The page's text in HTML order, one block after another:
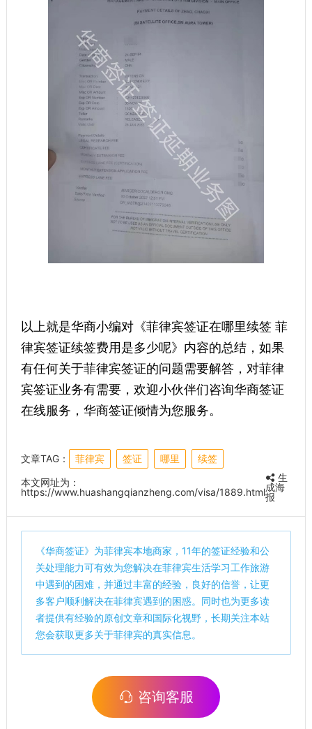
以上就是华商小编对《菲律宾签证在哪里续签 菲
律宾签证续签费用是多少呢》内容的总结， 如果
有任何关于菲律宾签证的问题需要解答，对菲律
宾签证业务有需要，欢迎小伙伴们咨询华商签证
在线服务，华商签证倾情为您服务。
文章TAG： 菲律宾 签证 哪里
续签
本文网址为：
https://www.huashangqianzheng.com/visa/1889.html
生
成海
报
《华商签证》为菲律宾本地商家，11年的签证经验和公
关处理能力可有效为您解决在菲律宾生活学习工作旅游
中遇到的困难，并通过丰富的经验，良好的信誉，让更
多客户顺利解决在菲律宾遇到的困惑。同时也为更多读
者提供有经验的原创文章和国际化视野，长期关注本站
您会获取更多关于菲律宾的真实信息。
咨询客服